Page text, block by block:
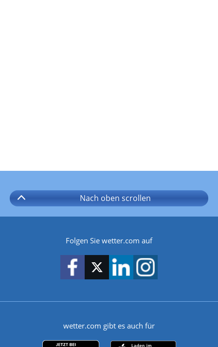
Nach oben scrollen
Folgen Sie wetter.com auf
wetter.com gibt es auch für